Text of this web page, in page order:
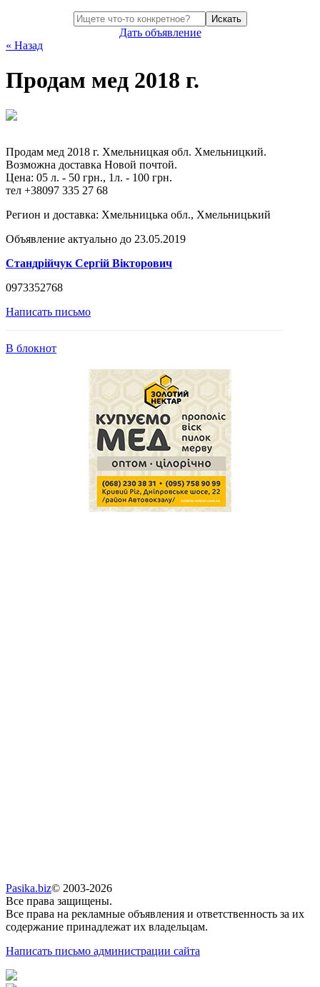
Искать
Дать объявление
« Назад
Продам мед 2018 г.
Продам мед 2018 г. Хмельницкая обл. Хмельницкий.
Возможна доставка Новой почтой.
Цена: 05 л. - 50 грн., 1л. - 100 грн.
тел +38097 335 27 68
Регион и доставка: Хмельницька обл., Хмельницький
Объявление актуально до 23.05.2019
Стандрійчук Сергій Вікторович
0973352768
Написать письмо
В блокнот
Pasika.biz© 2003-2026
Все права защищены.
Все права на рекламные объявления и ответственность за их
содержание принадлежат их владельцам.
Написать письмо администрации сайта